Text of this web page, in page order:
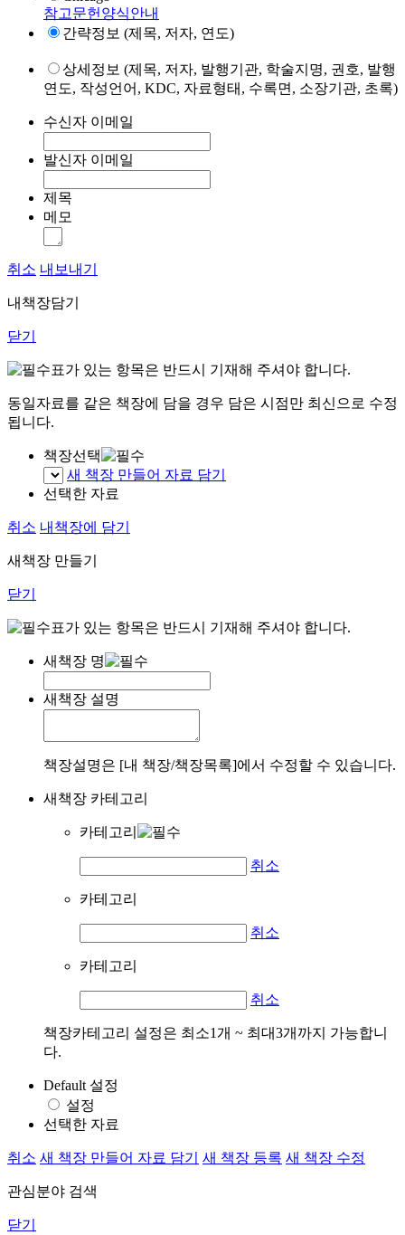
참고문헌양식안내
간략정보 (제목, 저자, 연도)
상세정보 (제목, 저자, 발행기관, 학술지명, 권호, 발행
연도, 작성언어, KDC, 자료형태, 수록면, 소장기관, 초록)
수신자 이메일
발신자 이메일
제목
메모
취소 내보내기
내책장담기
닫기
표가 있는 항목은 반드시 기재해 주셔야 합니다.
동일자료를 같은 책장에 담을 경우 담은 시점만 최신으로 수정
됩니다.
책장선택
새 책장 만들어 자료 담기
선택한 자료
취소 내책장에 담기
새책장 만들기
닫기
표가 있는 항목은 반드시 기재해 주셔야 합니다.
새책장 명
새책장 설명
책장설명은 [내 책장/책장목록]에서 수정할 수 있습니다.
새책장 카테고리
카테고리
취소
카테고리
취소
카테고리
취소
책장카테고리 설정은 최소1개 ~ 최대3개까지 가능합니
다.
Default 설정
설정
선택한 자료
취소 새 책장 만들어 자료 담기 새 책장 등록 새 책장 수정
관심분야 검색
닫기